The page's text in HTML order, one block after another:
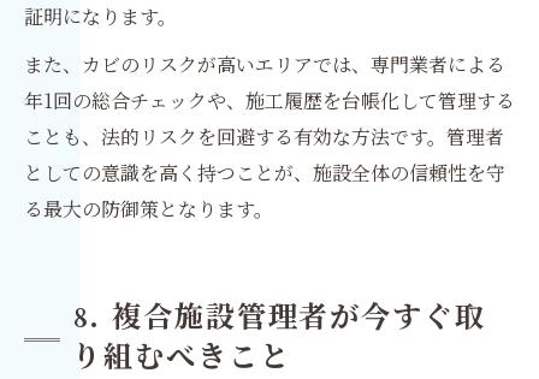
証明になります。
また、カビのリスクが高いエリアでは、専門業者による
年1回の総合チェックや、施工履歴を台帳化して管理する
ことも、法的リスクを回避する有効な方法です。管理者
としての意識を高く持つことが、施設全体の信頼性を守
る最大の防御策となります。
8. 複合施設管理者が今すぐ取
り組むべきこと